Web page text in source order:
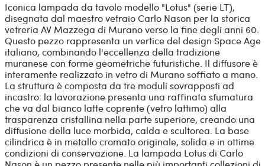
Iconica lampada da tavolo modello "Lotus" (serie LT),
disegnata dal maestro vetraio Carlo Nason per la storica
vetreria AV Mazzega di Murano verso la fine degli anni 60.
Questo pezzo rappresenta un vertice del design Space Age
italiano, combinando l'eccellenza della tradizione
muranese con forme geometriche futuristiche. Il diffusore è
interamente realizzato in vetro di Murano soffiato a mano.
La struttura è composta da tre moduli sovrapposti ad
incastro: la lavorazione presenta una raffinata sfumatura
che va dal bianco latte coprente (vetro lattimo) alla
trasparenza cristallina nella parte superiore, creando una
diffusione della luce morbida, calda e scultorea. La base
cilindrica è in metallo cromato originale, solida e in ottime
condizioni di conservazione. La lampada Lotus di Carlo